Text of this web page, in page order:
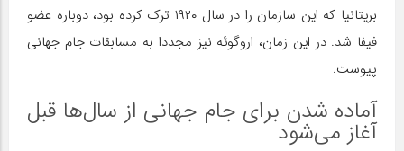
بریتانیا که این سازمان را در سال ۱۹۲۰ ترک کرده بود، دوباره عضو
فیفا شد. در این زمان، اروگوئه نیز مجددا به مسابقات جام جهانی
پیوست.
آماده شدن برای جام جهانی از سال‌ها قبل
آغاز می‌شود